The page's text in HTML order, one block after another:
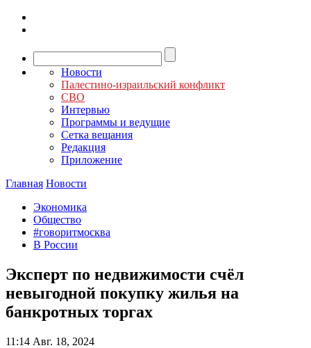
Новости
Палестино-израильский конфликт
СВО
Интервью
Программы и ведущие
Сетка вещания
Редакция
Приложение
Главная Новости
Экономика
Общество
#говоритмосква
В России
Эксперт по недвижимости счёл
невыгодной покупку жилья на
банкротных торгах
11:14 Авг. 18, 2024